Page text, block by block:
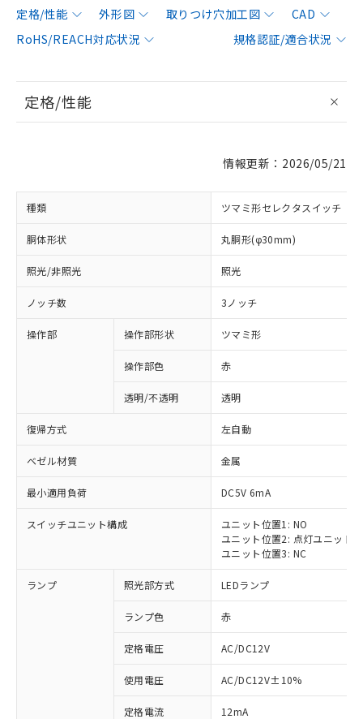
定格/性能 外形図 取りつけ穴加工図
CAD
RoHS/REACH対応状況
規格認証/適合状況
定格/性能
情報更新：2026/05/21
種類 ツマミ形セレクタスイッチ
胴体形状 丸胴形(φ30mm)
照光/非照光 照光
ノッチ数 3ノッチ
操作部 操作部形状 ツマミ形
操作部色 赤
透明/不透明 透明
復帰方式 左自動
ベゼル材質 金属
最小適用負荷 DC5V 6mA
スイッチユニット構成
ユニット位置1: NO
ユニット位置2: 点灯ユニット
ユニット位置3: NC
ランプ 照光部方式 LEDランプ
ランプ色 赤
定格電圧 AC/DC12V
使用電圧 AC/DC12V±10%
定格電流 12mA